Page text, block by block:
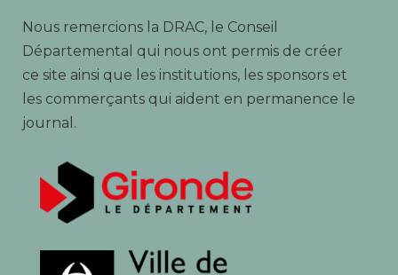
Nous remercions la DRAC, le Conseil
Départemental qui nous ont permis de créer
ce site ainsi que les institutions, les sponsors et
les commerçants qui aident en permanence le
journal.